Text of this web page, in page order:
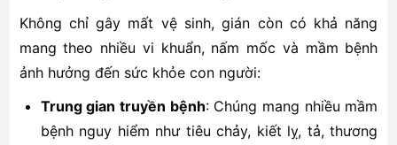
Không chỉ gây mất vệ sinh, gián còn có khả năng
mang theo nhiều vi khuẩn, nấm mốc và mầm bệnh
ảnh hưởng đến sức khỏe con người:
Trung gian truyền bệnh: Chúng mang nhiều mầm
bệnh nguy hiểm như tiêu chảy, kiết lỵ, tả, thương